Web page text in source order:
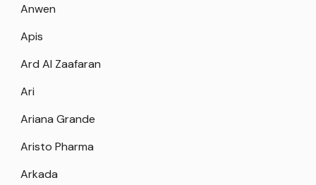
Anwen
Apis
Ard Al Zaafaran
Ari
Ariana Grande
Aristo Pharma
Arkada